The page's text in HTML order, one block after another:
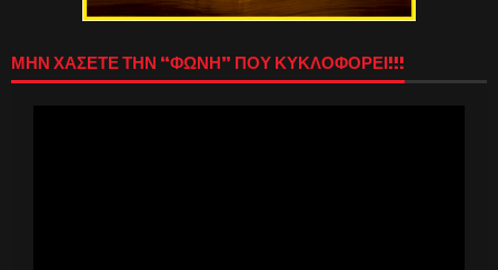
ΜΗΝ ΧΑΣΕΤΕ ΤΗΝ “ΦΩΝΗ” ΠΟΥ ΚΥΚΛΟΦΟΡΕΙ!!!